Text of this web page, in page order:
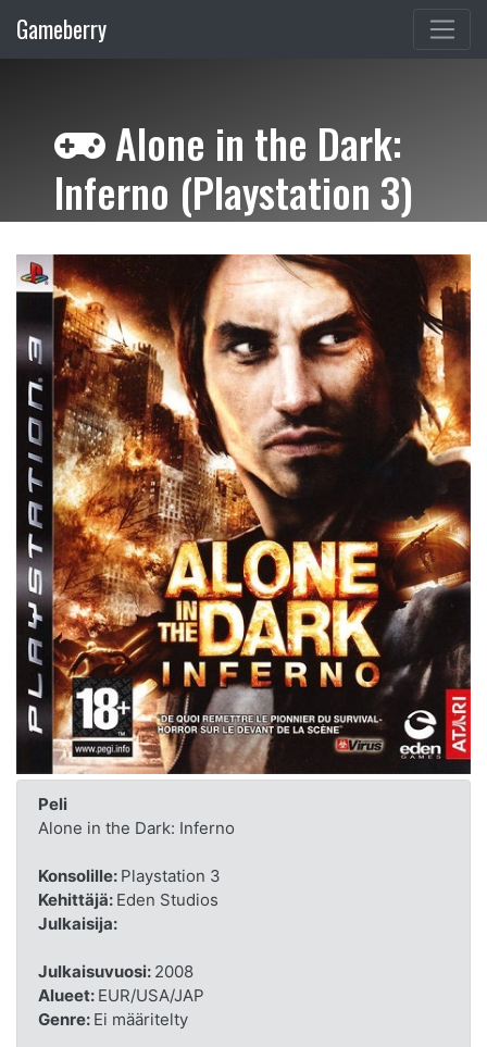
Gameberry
Alone in the Dark:
Inferno (Playstation 3)
Peli
Alone in the Dark: Inferno
Konsolille: Playstation 3
Kehittäjä: Eden Studios
Julkaisija:
Julkaisuvuosi: 2008
Alueet: EUR/USA/JAP
Genre: Ei määritelty